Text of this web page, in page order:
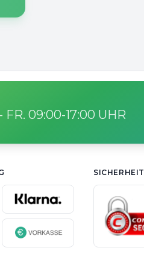
FR. 09:00-17:00 UHR
SICHERHEIT